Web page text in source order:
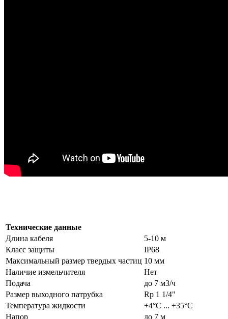
Технические данные
Длина кабеля
5-10 м
Класс защиты
IP68
Максимальный размер твердых частиц 10 мм
Наличие измельчителя
Нет
Подача
до 7 м3/ч
Размер выходного патрубка
Rp 1 1/4"
Температура жидкости
+4°С ... +35°С
Напор
до 7 м